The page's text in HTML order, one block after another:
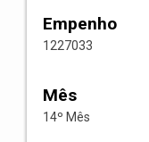
Empenho
1227033
Mês
14º Mês